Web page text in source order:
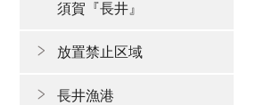
須賀『長井』
放置禁止区域
長井漁港